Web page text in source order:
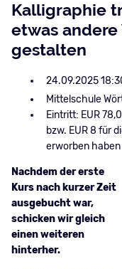
Kalligraphie
etwas
gestalten
24.09.2025
Mittelschule
Eintritt: EUR
bzw. EUR 8 für
erworben haben
Nachdem der erste
Kurs nach kurzer Zeit
ausgebucht war,
schicken wir gleich
einen weiteren
hinterher.